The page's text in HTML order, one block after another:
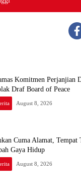
Komitmen Perjanjian
Draf Board of Peace
August 8, 2026
Cuma Alamat, Tempat
Gaya Hidup
August 8, 2026